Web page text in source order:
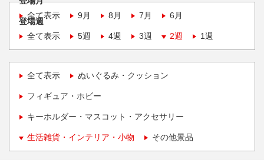
全て表示
9月 8月 7月 6月
登場週
全て表示
5週 4週 3週 2週 1週
全て表示 ぬいぐるみ・クッション
フィギュア・ホビー
キーホルダー・マスコット・アクセサリー
生活雑貨・インテリア・小物 その他景品